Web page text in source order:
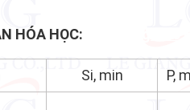
HÓA HỌC:
Si, min P,